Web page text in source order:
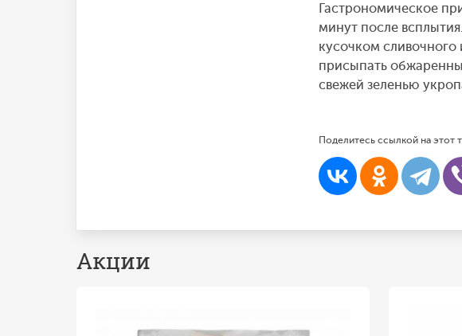
Гастрономическое
минут после
кусочком
присыпать
свежей зеленью
Поделитесь ссылкой на этот
Акции